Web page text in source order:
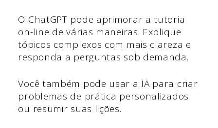
O ChatGPT pode aprimorar a tutoria
on-line de várias maneiras. Explique
tópicos complexos com mais clareza e
responda a perguntas sob demanda.
Você também pode usar a IA para criar
problemas de prática personalizados
ou resumir suas lições.